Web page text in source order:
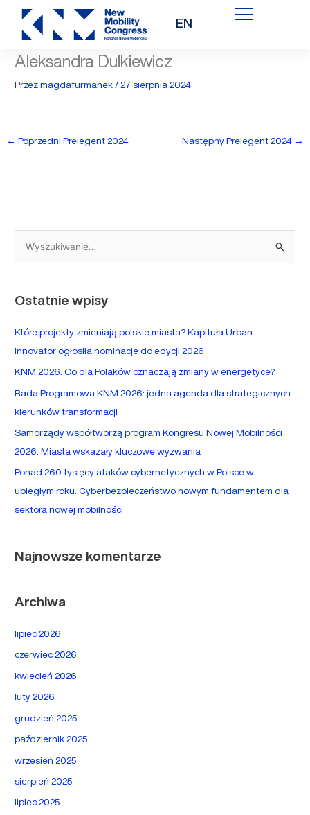
Przejdź
treści
EN
Aleksandra Dulkiewicz
Przezmagdafurmanek/27 sierpnia 2024
← Poprzedni Prelegent 2024 Następny Prelegent 2024 →
z
k
l
a
:
Ostatnie wpisy
Które projekty zmieniają polskie miasta? Kapituła Urban
Innovator ogłosiła nominacje do edycji 2026
KNM 2026: Co dla Polaków oznaczają zmiany w energetyce?
Rada Programowa KNM 2026: jedna agenda dla strategicznych
kierunków transformacji
Samorządy współtworzą program Kongresu Nowej Mobilności
2026. Miasta wskazały kluczowe wyzwania
Ponad 260 tysięcy ataków cybernetycznych w Polsce w
ubiegłym roku. Cyberbezpieczeństwo nowym fundamentem dla
sektora nowej mobilności
Najnowsze komentarze
Archiwa
lipiec 2026
czerwiec 2026
kwiecień 2026
luty 2026
grudzień 2025
październik 2025
wrzesień 2025
sierpień 2025
lipiec 2025